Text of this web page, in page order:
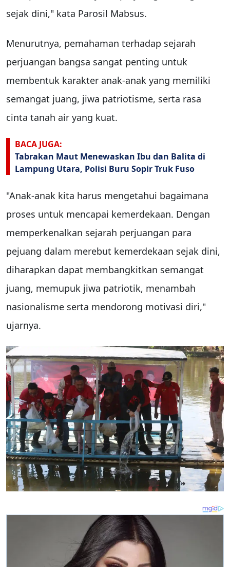
sejak dini," kata Parosil Mabsus.
Menurutnya, pemahaman terhadap sejarah
perjuangan bangsa sangat penting untuk
membentuk karakter anak-anak yang memiliki
semangat juang, jiwa patriotisme, serta rasa
cinta tanah air yang kuat.
BACA JUGA:
Tabrakan Maut Menewaskan Ibu dan Balita di
Lampung Utara, Polisi Buru Sopir Truk Fuso
"Anak-anak kita harus mengetahui bagaimana
proses untuk mencapai kemerdekaan. Dengan
memperkenalkan sejarah perjuangan para
pejuang dalam merebut kemerdekaan sejak dini,
diharapkan dapat membangkitkan semangat
juang, memupuk jiwa patriotik, menambah
nasionalisme serta mendorong motivasi diri,"
ujarnya.